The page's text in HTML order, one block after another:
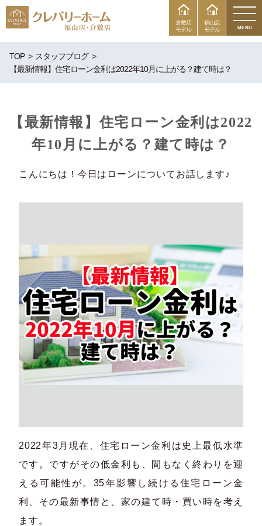
福山店
モデル
倉敷店
モデル
MENU
TOP
スタッフブログ
【最新情報】住宅ローン金利は2022年10月に上がる？建て時は？
【最新情報】住宅ローン金利は2022
年10月に上がる？建て時は？
こんにちは！今日はローンについてお話します♪
2022年3月現在、住宅ローン金利は史上最低水準
です。ですがその低金利も、間もなく終わりを迎
える可能性が。35年影響し続ける住宅ローン金
利、その最新事情と、家の建て時・買い時を考え
ます。​